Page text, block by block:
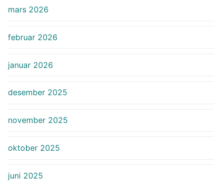
mars 2026
februar 2026
januar 2026
desember 2025
november 2025
oktober 2025
juni 2025